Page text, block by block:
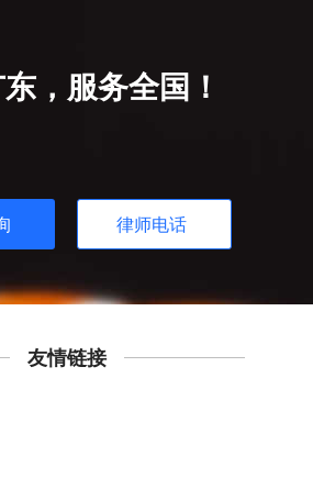
，服务全国！
律师电话
友情链接